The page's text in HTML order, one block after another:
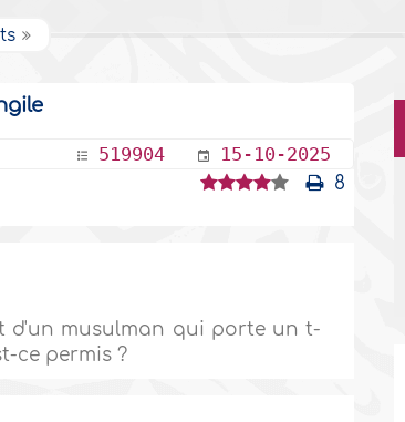
519904 15-10-2025
8
d'un musulman qui porte un t-
ce permis ?